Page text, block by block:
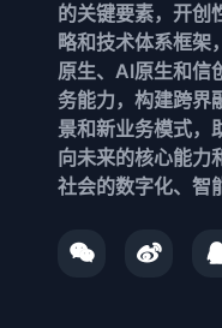
的关键要素，开创
略和技术体系框架
原生、AI原生和信
务能力，构建跨界
景和新业务模式，
向未来的核心能力
社会的数字化、智